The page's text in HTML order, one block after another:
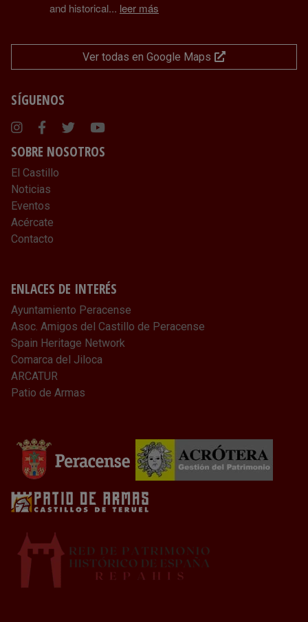
and historical... leer más
Ver todas en Google Maps
SÍGUENOS
Instagram
Facebook
TwitterYoutube
SOBRE NOSOTROS
El Castillo
Noticias
Eventos
Acércate
Contacto
ENLACES DE INTERÉS
Ayuntamiento Peracense
Asoc. Amigos del Castillo de Peracense
Spain Heritage Network
Comarca del Jiloca
ARCATUR
Patio de Armas